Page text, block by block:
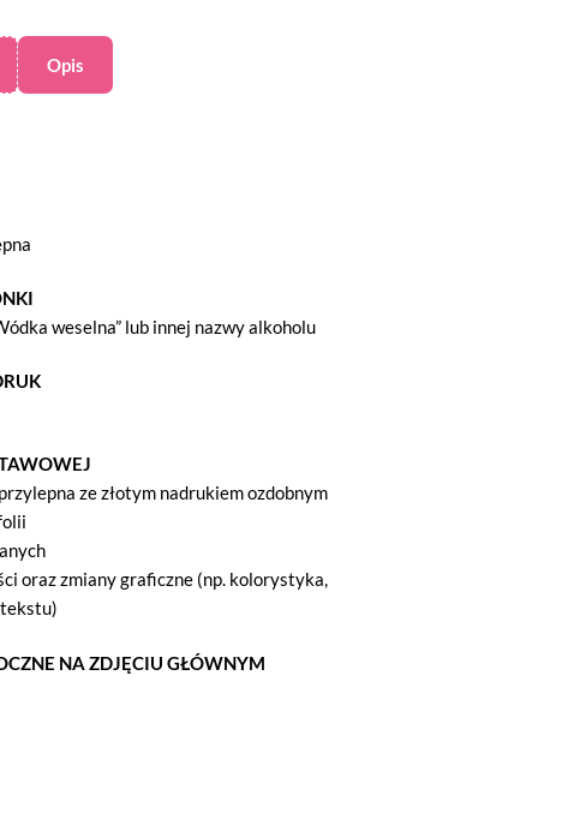
Opis
weselna” lub innej nazwy alkoholu
ze złotym nadrukiem ozdobnym
oraz zmiany graficzne (np. kolorystyka,
NA ZDJĘCIU GŁÓWNYM